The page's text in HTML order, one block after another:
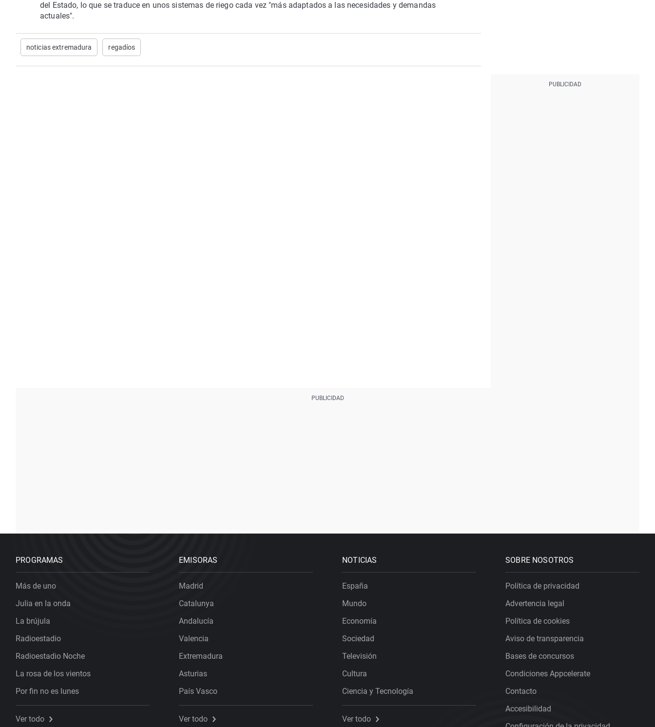
del Estado, lo que se traduce en unos sistemas de riego cada vez "más adaptados a las necesidades y demandas
actuales".
noticias extremadura regadíos
PROGRAMAS
Más de uno
Julia en la onda
La brújula
Radioestadio
Radioestadio Noche
La rosa de los vientos
Por fin no es lunes
Ver todo
EMISORAS
Madrid
Catalunya
Andalucía
Valencia
Extremadura
Asturias
País Vasco
Ver todo
NOTICIAS
España
Mundo
Economía
Sociedad
Televisión
Cultura
Ciencia y Tecnología
Ver todo
SOBRE NOSOTROS
Política de privacidad
Advertencia legal
Política de cookies
Aviso de transparencia
Bases de concursos
Condiciones Appcelerate
Contacto
Accesibilidad